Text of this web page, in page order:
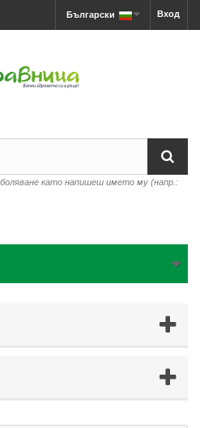
Вход
Български
като напишеш името му (напр.: